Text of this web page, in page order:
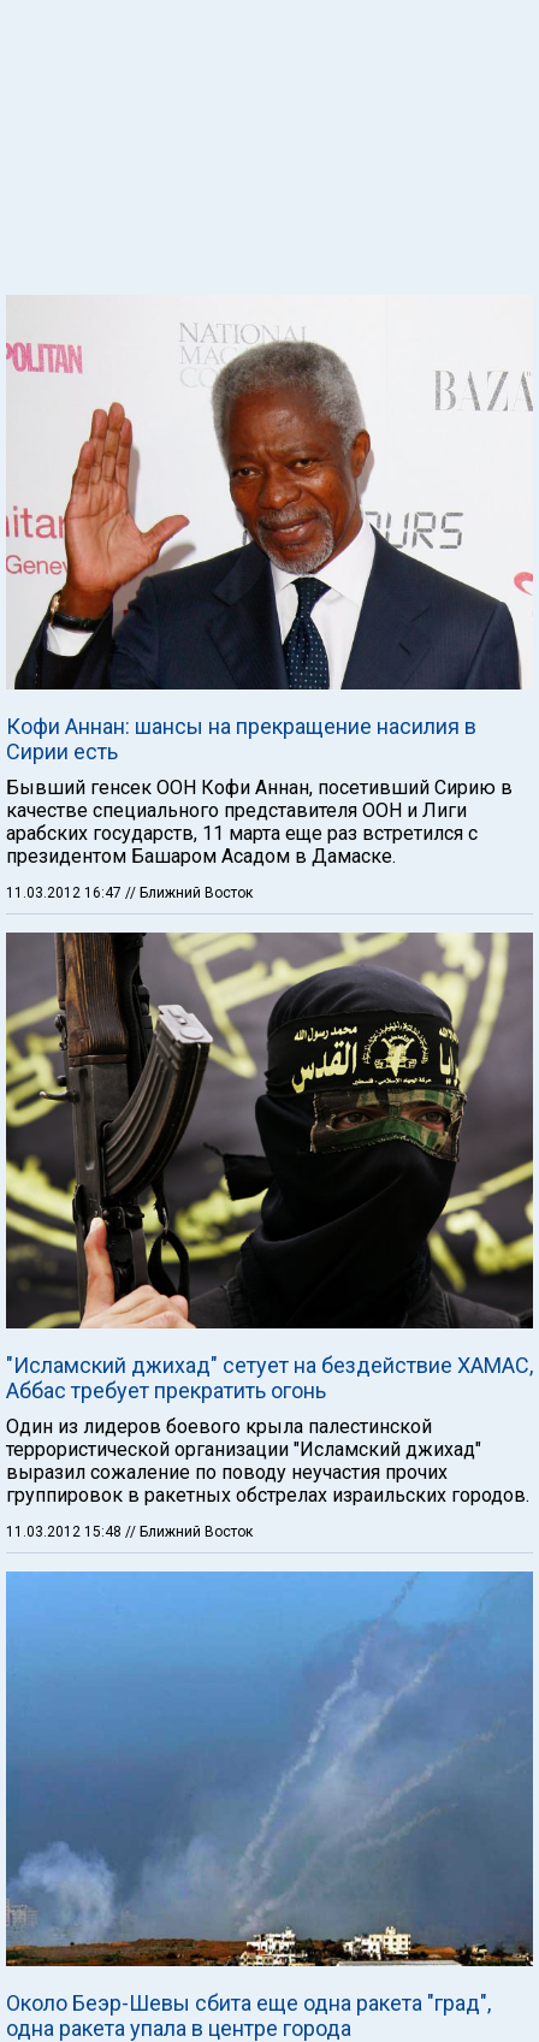
Кофи Аннан: шансы на прекращение насилия в
Сирии есть
Бывший генсек ООН Кофи Аннан, посетивший Сирию в
качестве специального представителя ООН и Лиги
арабских государств, 11 марта еще раз встретился с
президентом Башаром Асадом в Дамаске.
11.03.2012 16:47 // Ближний Восток
"Исламский джихад" сетует на бездействие ХАМАС,
Аббас требует прекратить огонь
Один из лидеров боевого крыла палестинской
террористической организации "Исламский джихад"
выразил сожаление по поводу неучастия прочих
группировок в ракетных обстрелах израильских городов.
11.03.2012 15:48 // Ближний Восток
Около Беэр-Шевы сбита еще одна ракета "град",
одна ракета упала в центре города